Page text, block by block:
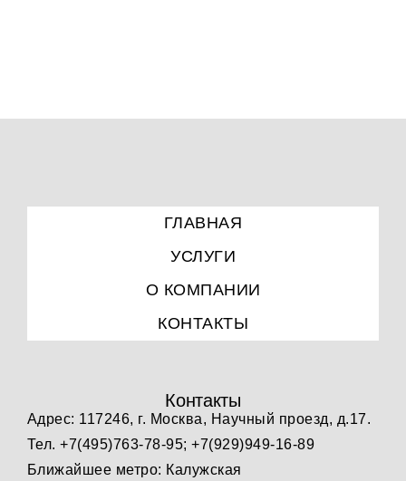
ГЛАВНАЯ
УСЛУГИ
О КОМПАНИИ
КОНТАКТЫ
Контакты
Адрес: 117246, г. Москва, Научный проезд, д.17.
Тел. +7(495)763-78-95; +7(929)949-16-89
Ближайшее метро: Калужская